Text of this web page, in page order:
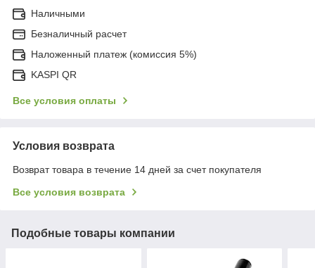
Наличными
Безналичный расчет
Наложенный платеж (комиссия 5%)
KASPI QR
Все условия оплаты
Условия возврата
Возврат товара в течение 14 дней за счет покупателя
Все условия возврата
Подобные товары компании